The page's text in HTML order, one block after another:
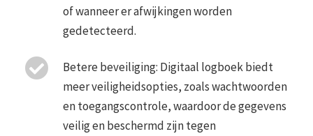
of wanneer er afwijkingen worden
gedetecteerd.
Betere beveiliging: Digitaal logboek biedt
meer veiligheidsopties, zoals wachtwoorden
en toegangscontrole, waardoor de gegevens
veilig en beschermd zijn tegen